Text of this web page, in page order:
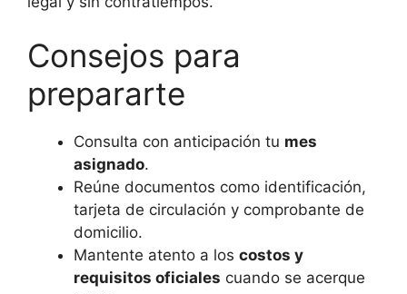
Consejos para
prepararte
Consulta con anticipación tu mes
asignado.
Reúne documentos como identificación,
tarjeta de circulación y comprobante de
domicilio.
Mantente atento a los costos y
requisitos oficiales cuando se acerque